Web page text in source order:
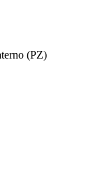
(PZ)